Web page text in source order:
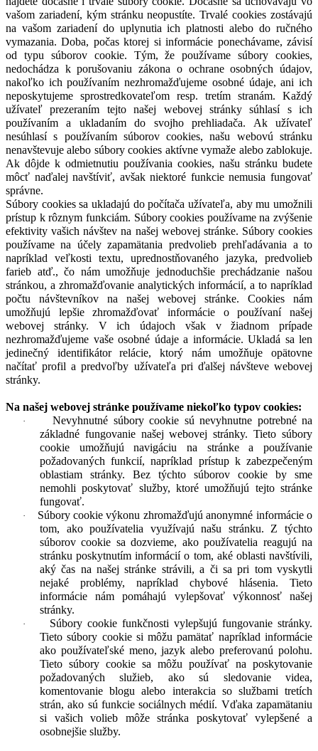
vašom zariadení, kým stránku neopustíte. Trvalé cookies zostávajú
na vašom zariadení do uplynutia ich platnosti alebo do ručného
vymazania. Doba, počas ktorej si informácie ponechávame, závisí
od typu súborov cookie. Tým, že používame súbory cookies,
nedochádza k porušovaniu zákona o ochrane osobných údajov,
nakoľko ich používaním nezhromažďujeme osobné údaje, ani ich
neposkytujeme sprostredkovateľom resp. tretím stranám. Každý
užívateľ prezeraním tejto našej webovej stránky súhlasí s ich
používaním a ukladaním do svojho prehliadača. Ak užívateľ
nesúhlasí s používaním súborov cookies, našu webovú stránku
nenavštevuje alebo súbory cookies aktívne vymaže alebo zablokuje.
Ak dôjde k odmietnutiu používania cookies, našu stránku budete
môcť naďalej navštíviť, avšak niektoré funkcie nemusia fungovať
správne.
Súbory cookies sa ukladajú do počítača užívateľa, aby mu umožnili
prístup k rôznym funkciám. Súbory cookies používame na zvýšenie
efektivity vašich návštev na našej webovej stránke. Súbory cookies
používame na účely zapamätania predvolieb prehľadávania a to
napríklad veľkosti textu, uprednostňovaného jazyka, predvolieb
farieb atď., čo nám umožňuje jednoduchšie prechádzanie našou
stránkou, a zhromažďovanie analytických informácií, a to napríklad
počtu návštevníkov na našej webovej stránke. Cookies nám
umožňujú lepšie zhromažďovať informácie o používaní našej
webovej stránky. V ich údajoch však v žiadnom prípade
nezhromažďujeme vaše osobné údaje a informácie. Ukladá sa len
jedinečný identifikátor relácie, ktorý nám umožňuje opätovne
načítať profil a predvoľby užívateľa pri ďalšej návšteve webovej
stránky.
Na našej webovej stránke používame niekoľko typov cookies:
·
Nevyhnutné súbory cookie sú nevyhnutne potrebné na
základné fungovanie našej webovej stránky. Tieto súbory
cookie umožňujú navigáciu na stránke a používanie
požadovaných funkcií, napríklad prístup k zabezpečeným
oblastiam stránky. Bez týchto súborov cookie by sme
nemohli poskytovať služby, ktoré umožňujú tejto stránke
fungovať.
·
Súbory cookie výkonu zhromažďujú anonymné informácie o
tom, ako používatelia využívajú našu stránku. Z týchto
súborov cookie sa dozvieme, ako používatelia reagujú na
stránku poskytnutím informácií o tom, aké oblasti navštívili,
aký čas na našej stránke strávili, a či sa pri tom vyskytli
nejaké problémy, napríklad chybové hlásenia. Tieto
informácie nám pomáhajú vylepšovať výkonnosť našej
stránky.
·
Súbory cookie funkčnosti vylepšujú fungovanie stránky.
Tieto súbory cookie si môžu pamätať napríklad informácie
ako používateľské meno, jazyk alebo preferovanú polohu.
Tieto súbory cookie sa môžu používať na poskytovanie
požadovaných služieb, ako sú sledovanie videa,
komentovanie blogu alebo interakcia so službami tretích
strán, ako sú funkcie sociálnych médií. Vďaka zapamätaniu
si vašich volieb môže stránka poskytovať vylepšené a
osobnejšie služby.